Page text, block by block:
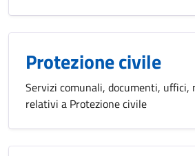
Protezione civile
Servizi comunali, documenti, uffici,
relativi a Protezione civile